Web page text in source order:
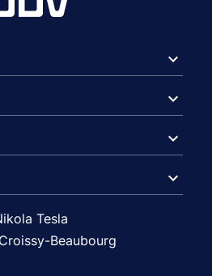
expand_more
expand_more
expand_more
expand_more
Tesla
Beaubourg